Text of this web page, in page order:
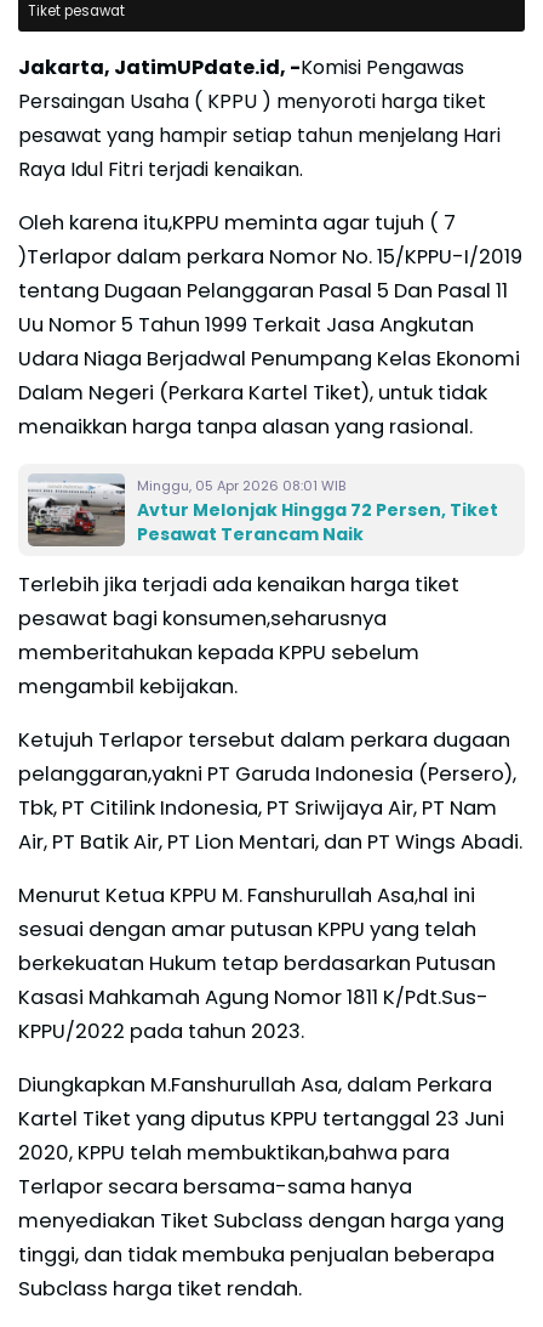
Tiket pesawat
Jakarta, JatimUPdate.id, -Komisi Pengawas
Persaingan Usaha ( KPPU ) menyoroti harga tiket
pesawat yang hampir setiap tahun menjelang Hari
Raya Idul Fitri terjadi kenaikan.
Oleh karena itu,KPPU meminta agar tujuh ( 7
)Terlapor dalam perkara Nomor No. 15/KPPU-I/2019
tentang Dugaan Pelanggaran Pasal 5 Dan Pasal 11
Uu Nomor 5 Tahun 1999 Terkait Jasa Angkutan
Udara Niaga Berjadwal Penumpang Kelas Ekonomi
Dalam Negeri (Perkara Kartel Tiket), untuk tidak
menaikkan harga tanpa alasan yang rasional.
Minggu, 05 Apr 2026 08:01 WIB
Avtur Melonjak Hingga 72 Persen, Tiket
Pesawat Terancam Naik
Terlebih jika terjadi ada kenaikan harga tiket
pesawat bagi konsumen,seharusnya
memberitahukan kepada KPPU sebelum
mengambil kebijakan.
Ketujuh Terlapor tersebut dalam perkara dugaan
pelanggaran,yakni PT Garuda Indonesia (Persero),
Tbk, PT Citilink Indonesia, PT Sriwijaya Air, PT Nam
Air, PT Batik Air, PT Lion Mentari, dan PT Wings Abadi.
Menurut Ketua KPPU M. Fanshurullah Asa,hal ini
sesuai dengan amar putusan KPPU yang telah
berkekuatan Hukum tetap berdasarkan Putusan
Kasasi Mahkamah Agung Nomor 1811 K/Pdt.Sus-
KPPU/2022 pada tahun 2023.
Diungkapkan M.Fanshurullah Asa, dalam Perkara
Kartel Tiket yang diputus KPPU tertanggal 23 Juni
2020, KPPU telah membuktikan,bahwa para
Terlapor secara bersama-sama hanya
menyediakan Tiket Subclass dengan harga yang
tinggi, dan tidak membuka penjualan beberapa
Subclass harga tiket rendah.